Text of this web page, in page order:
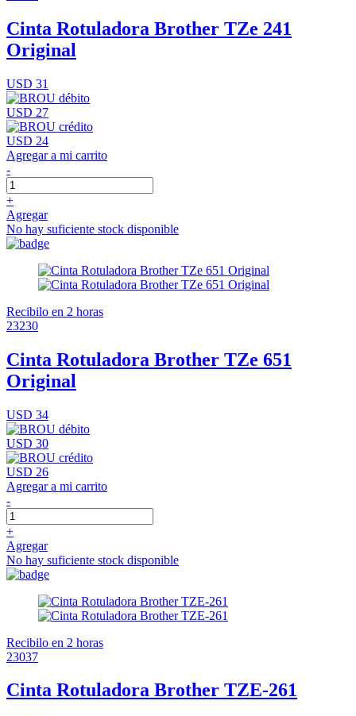
Cinta Rotuladora Brother TZe 241
Original
USD 31
USD 27
USD 24
Agregar a mi carrito
-
+
Agregar
No hay suficiente stock disponible
Recibilo en 2 horas
23230
Cinta Rotuladora Brother TZe 651
Original
USD 34
USD 30
USD 26
Agregar a mi carrito
-
+
Agregar
No hay suficiente stock disponible
Recibilo en 2 horas
23037
Cinta Rotuladora Brother TZE-261